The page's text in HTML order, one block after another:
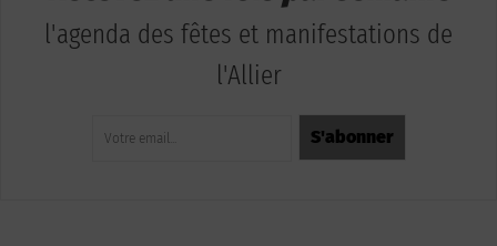
l'agenda des fêtes et manifestations de
l'Allier